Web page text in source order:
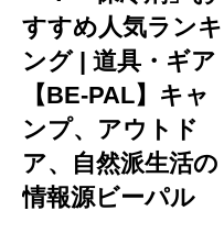
すすめ人気ランキ
ング | 道具・ギア
【BE-PAL】キャ
ンプ、アウトド
ア、自然派生活の
情報源ビーパル